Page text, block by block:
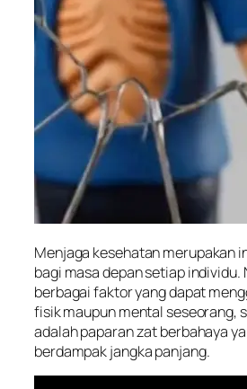
Menjaga kesehatan merupakan
bagi masa depan setiap individu.
berbagai faktor yang dapat
fisik maupun mental seseorang,
adalah paparan zat berbahaya
berdampak jangka panjang.